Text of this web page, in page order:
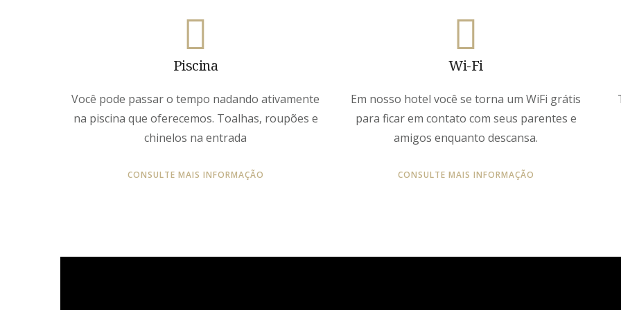
Piscina
Você pode passar o tempo nadando ativamente
na piscina que oferecemos. Toalhas, roupões e
chinelos na entrada
CONSULTE MAIS INFORMAÇÃO
Wi-Fi
Em nosso hotel você se torna um WiFi grátis
para ficar em contato com seus parentes e
amigos enquanto descansa.
CONSULTE MAIS INFORMAÇÃO